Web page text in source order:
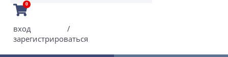
0
вход
/
зарегистрироваться